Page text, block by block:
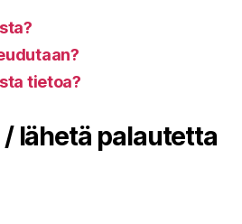
tietoa?
lähetä palautetta